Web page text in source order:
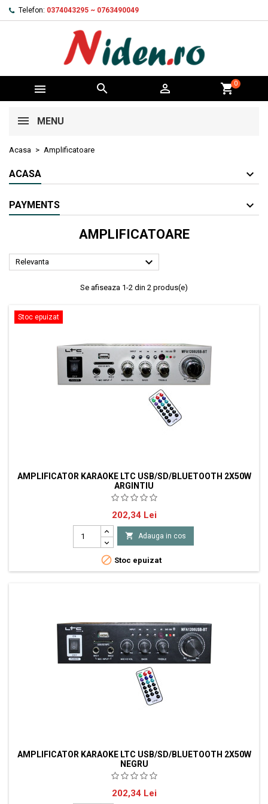
Telefon: 0374043295 ~ 0763490049
   shopping_cart0
MENU
Acasa Amplificatoare
ACASA
PAYMENTS
AMPLIFICATOARE
Relevanta 
Se afiseaza 1-2 din 2 produs(e)
Stoc epuizat
AMPLIFICATOR KARAOKE LTC USB/SD/BLUETOOTH 2X50W
ARGINTIU
Amplificator stereo pentru karaoke, de dimensiuni compacte -
reglaj de volum pentru intrarile de microfon si de linie - reglaj de ton
pentru sunetele de bass si inalte - telecomanda - culoare: argintiu
Pret
202,34 Lei
 Adauga in cos
 Stoc epuizat
AMPLIFICATOR KARAOKE LTC USB/SD/BLUETOOTH 2X50W
NEGRU
Amplificator stereo pentru karaoke, de dimensiuni compacte -
Pret
202,34 Lei